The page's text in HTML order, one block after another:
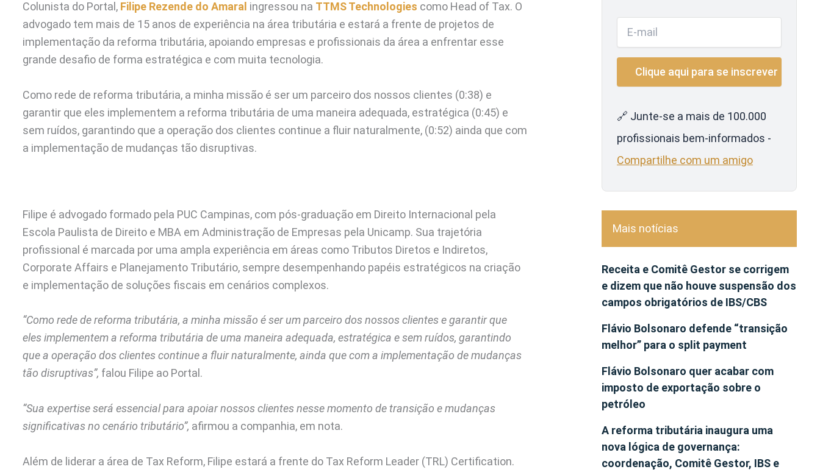
Colunista do Portal, Filipe Rezende do Amaral ingressou na TTMS Technologies como Head of Tax. O
advogado tem mais de 15 anos de experiência na área tributária e estará a frente de projetos de
implementação da reforma tributária, apoiando empresas e profissionais da área a enfrentar esse
grande desafio de forma estratégica e com muita tecnologia.
Como rede de reforma tributária, a minha missão é ser um parceiro dos nossos clientes (0:38) e
garantir que eles implementem a reforma tributária de uma maneira adequada, estratégica (0:45) e
sem ruídos, garantindo que a operação dos clientes continue a fluir naturalmente, (0:52) ainda que com
a implementação de mudanças tão disruptivas.
Filipe é advogado formado pela PUC Campinas, com pós-graduação em Direito Internacional pela
Escola Paulista de Direito e MBA em Administração de Empresas pela Unicamp. Sua trajetória
profissional é marcada por uma ampla experiência em áreas como Tributos Diretos e Indiretos,
Corporate Affairs e Planejamento Tributário, sempre desempenhando papéis estratégicos na criação
e implementação de soluções fiscais em cenários complexos.
“Como rede de reforma tributária, a minha missão é ser um parceiro dos nossos clientes e garantir que
eles implementem a reforma tributária de uma maneira adequada, estratégica e sem ruídos, garantindo
que a operação dos clientes continue a fluir naturalmente, ainda que com a implementação de mudanças
tão disruptivas”, falou Filipe ao Portal.
“Sua expertise será essencial para apoiar nossos clientes nesse momento de transição e mudanças
significativas no cenário tributário”, afirmou a companhia, em nota.
Além de liderar a área de Tax Reform, Filipe estará a frente do Tax Reform Leader (TRL) Certification.
🔗 Junte-se a mais de 100.000
profissionais bem-informados -
Compartilhe com um amigo
Mais notícias
Receita e Comitê Gestor se corrigem
e dizem que não houve suspensão dos
campos obrigatórios de IBS/CBS
Flávio Bolsonaro defende “transição
melhor” para o split payment
Flávio Bolsonaro quer acabar com
imposto de exportação sobre o
petróleo
A reforma tributária inaugura uma
nova lógica de governança:
coordenação, Comitê Gestor, IBS e